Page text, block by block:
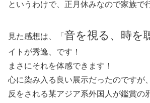
というわけで、正月休みなので家族で
見た感想は、「 音を視る、時を
イトが秀逸、です！
まさにそれを体感できます！
心に染み入る良い展示だったのですが
反をされる某アジア系外国人が鑑賞の